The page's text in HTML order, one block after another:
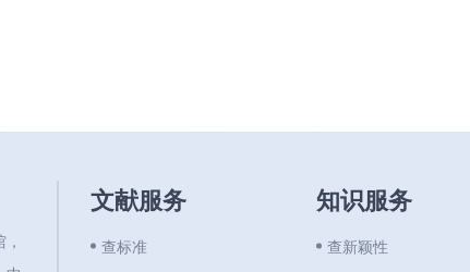
文献服务
查标准
知识服务
查新颖性